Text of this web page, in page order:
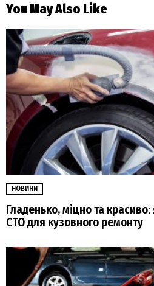
You May Also Like
НОВИНИ
Гладенько, міцно та
СТО для кузовного ремонту